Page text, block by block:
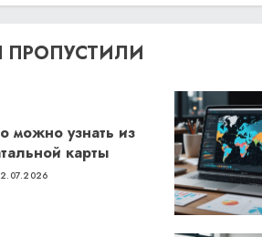
можно узнать из
карты